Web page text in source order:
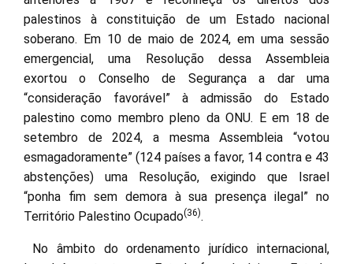
palestinos à constituição de um Estado nacional
soberano. Em 10 de maio de 2024, em uma sessão
emergencial, uma Resolução dessa Assembleia
exortou o Conselho de Segurança a dar uma
“consideração favorável” à admissão do Estado
palestino como membro pleno da ONU. E em 18 de
setembro de 2024, a mesma Assembleia “votou
esmagadoramente” (124 países a favor, 14 contra e 43
abstenções) uma Resolução, exigindo que Israel
“ponha fim sem demora à sua presença ilegal” no
Território Palestino Ocupado(36).
No âmbito do ordenamento jurídico internacional,